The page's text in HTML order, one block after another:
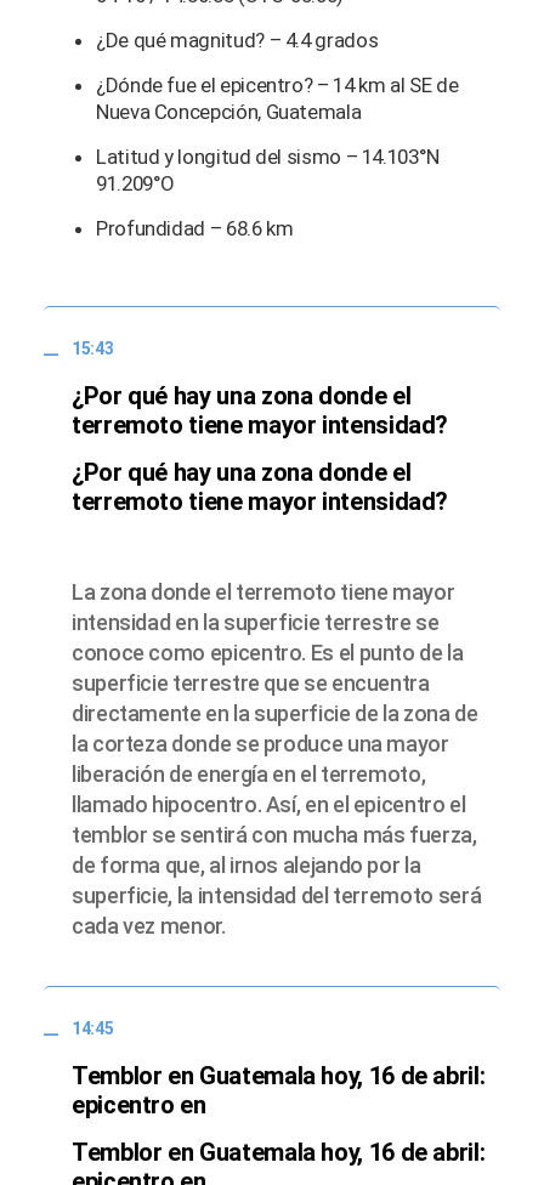
¿De qué magnitud? – 4.4 grados
¿Dónde fue el epicentro? – 14 km al SE de
Nueva Concepción, Guatemala
Latitud y longitud del sismo – 14.103°N
91.209°O
Profundidad – 68.6 km
15:43
¿Por qué hay una zona donde el
terremoto tiene mayor intensidad?
¿Por qué hay una zona donde el
terremoto tiene mayor intensidad?
La zona donde el terremoto tiene mayor
intensidad en la superficie terrestre se
conoce como epicentro. Es el punto de la
superficie terrestre que se encuentra
directamente en la superficie de la zona de
la corteza donde se produce una mayor
liberación de energía en el terremoto,
llamado hipocentro. Así, en el epicentro el
temblor se sentirá con mucha más fuerza,
de forma que, al irnos alejando por la
superficie, la intensidad del terremoto será
cada vez menor.
14:45
Temblor en Guatemala hoy, 16 de abril:
epicentro en
Temblor en Guatemala hoy, 16 de abril: